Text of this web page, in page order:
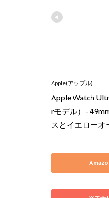
Apple(アップル)
Apple Watch
rモデル）-
スとイエローオ